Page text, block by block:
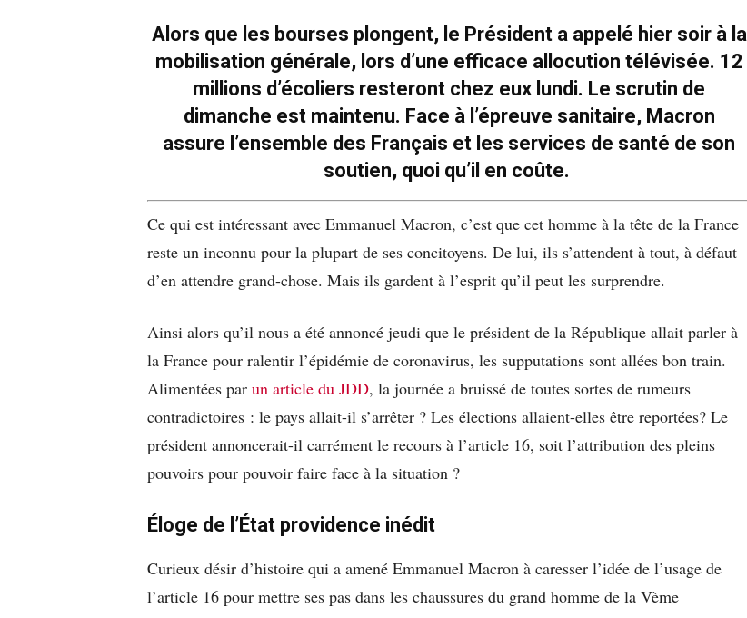
Alors que les bourses plongent, le Président a appelé hier soir à la
mobilisation générale, lors d’une efficace allocution télévisée. 12
millions d’écoliers resteront chez eux lundi. Le scrutin de
dimanche est maintenu. Face à l’épreuve sanitaire, Macron
assure l’ensemble des Français et les services de santé de son
soutien, quoi qu’il en coûte.
Ce qui est intéressant avec Emmanuel Macron, c’est que cet homme à la tête de la France
reste un inconnu pour la plupart de ses concitoyens. De lui, ils s’attendent à tout, à défaut
d’en attendre grand-chose. Mais ils gardent à l’esprit qu’il peut les surprendre.
Ainsi alors qu’il nous a été annoncé jeudi que le président de la République allait parler à
la France pour ralentir l’épidémie de coronavirus, les supputations sont allées bon train.
Alimentées par un article du JDD, la journée a bruissé de toutes sortes de rumeurs
contradictoires : le pays allait-il s’arrêter ? Les élections allaient-elles être reportées? Le
président annoncerait-il carrément le recours à l’article 16, soit l’attribution des pleins
pouvoirs pour pouvoir faire face à la situation ?
Éloge de l’État providence inédit
Curieux désir d’histoire qui a amené Emmanuel Macron à caresser l’idée de l’usage de
l’article 16 pour mettre ses pas dans les chaussures du grand homme de la Vème